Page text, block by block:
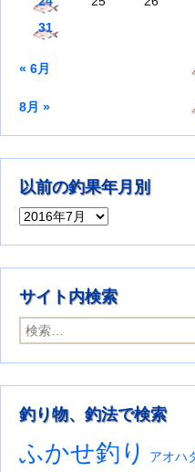
31
« 6月
8月 »
以前の釣果年月別
以前の釣果年月別
サイト内検索
検索:
釣り物、釣法で検索
ふかせ釣り アオハ